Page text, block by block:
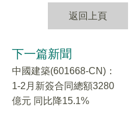
返回上頁
下一篇新聞
中國建築(601668-CN)：
1-2月新簽合同總額3280
億元 同比降15.1%